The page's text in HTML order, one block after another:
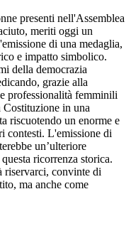
presenti nell'Assemblea
meriti oggi un
di una medaglia,
e impatto simbolico.
della democrazia
grazie alla
professionalità femminili
Costituzione in una
riscuotendo un enorme e
contesti. L'emissione di
un’ulteriore
ricorrenza storica.
riservarci, convinte di
ma anche come